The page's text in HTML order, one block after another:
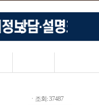
ㆍ조회: 37487